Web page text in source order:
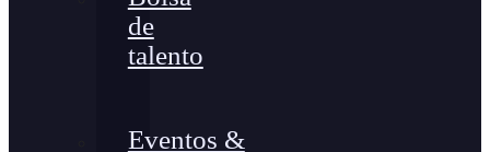
de
talento
Eventos &